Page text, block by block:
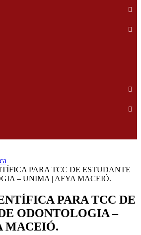
PARA TCC DE ESTUDANTE
– UNIMA | AFYA MACEIÓ.
PARA TCC DE
ODONTOLOGIA –
MACEIÓ.